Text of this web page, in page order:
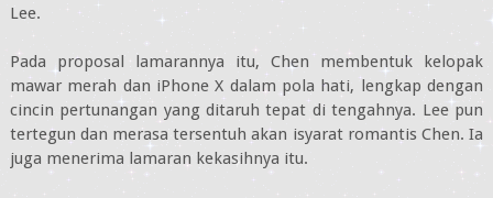
Lee.
Pada proposal lamarannya itu, Chen membentuk kelopak
mawar merah dan iPhone X dalam pola hati, lengkap dengan
cincin pertunangan yang ditaruh tepat di tengahnya. Lee pun
tertegun dan merasa tersentuh akan isyarat romantis Chen. Ia
juga menerima lamaran kekasihnya itu.